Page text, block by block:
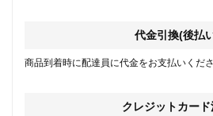
代金引換(後払
商品到着時に配達員に代金をお支払いくだ
クレジットカー